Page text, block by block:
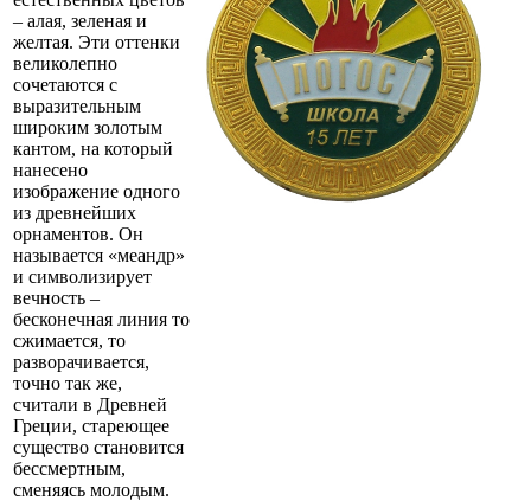
– алая, зеленая и
желтая. Эти оттенки
великолепно
сочетаются с
выразительным
широким золотым
кантом, на который
нанесено
изображение одного
из древнейших
орнаментов. Он
называется «меандр»
и символизирует
вечность –
бесконечная линия то
сжимается, то
разворачивается,
точно так же,
считали в Древней
Греции, стареющее
существо становится
бессмертным,
сменяясь молодым.